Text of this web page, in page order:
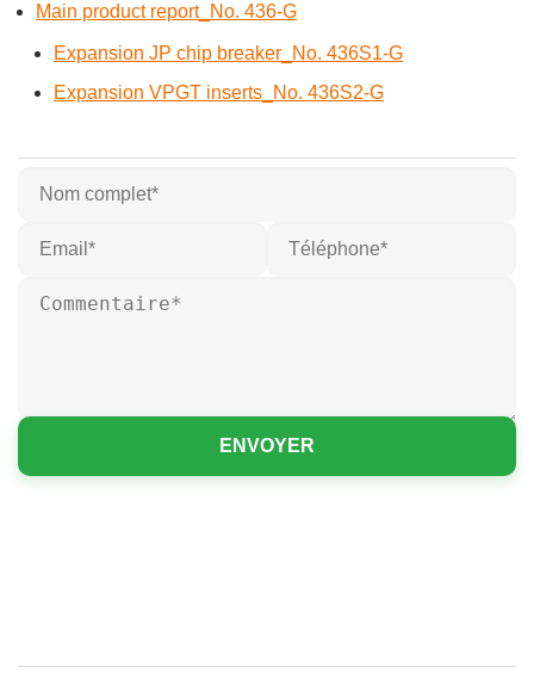
Main product report_No. 436-G
Expansion JP chip breaker_No. 436S1-G
Expansion VPGT inserts_No. 436S2-G
ENVOYER